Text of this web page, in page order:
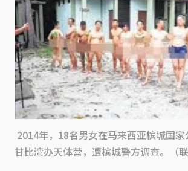
2014年，18名男女在马来西亚槟城国
甘比湾办天体营，遭槟城警方调查。（联